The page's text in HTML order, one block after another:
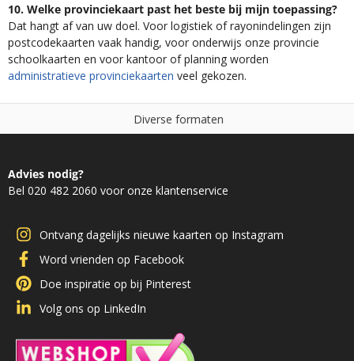
10. Welke provinciekaart past het beste bij mijn toepassing?
Dat hangt af van uw doel. Voor logistiek of rayonindelingen zijn
postcodekaarten vaak handig, voor onderwijs onze provincie
schoolkaarten en voor kantoor of planning worden
administratieve provinciekaarten veel gekozen.
r formaten N
Advies nodig?
Bel 020 482 2060 voor onze klantenservice
Ontvang dagelijks nieuwe kaarten op Instagram
Word vrienden op Facebook
Doe inspiratie op bij Pinterest
Volg ons op LinkedIn